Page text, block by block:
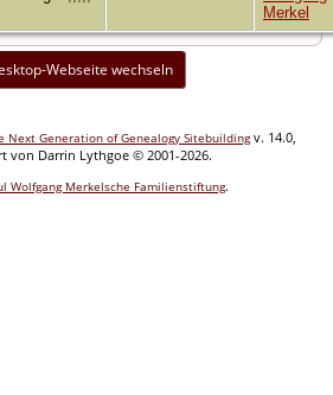
Merkel
Webseite wechseln
Next Generation of Genealogy Sitebuildingv. 14.0,
von Darrin Lythgoe © 2001-2026.
Wolfgang Merkelsche Familienstiftung.